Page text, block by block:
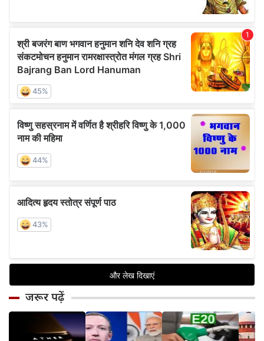
जरूर पढ़ें